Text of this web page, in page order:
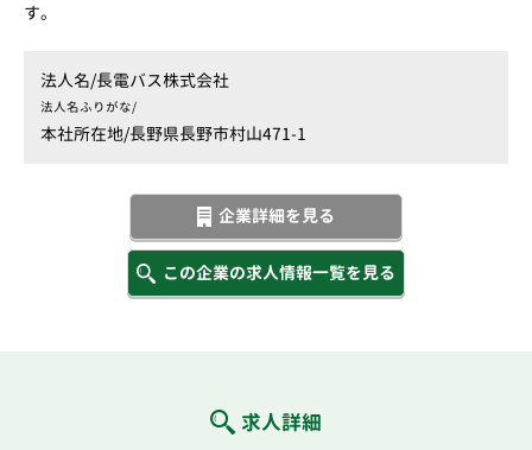
す。
法人名/長電バス株式会社
法人名ふりがな/
本社所在地/長野県長野市村山471-1
企業詳細を見る
この企業の求人情報一覧を見る
求人詳細